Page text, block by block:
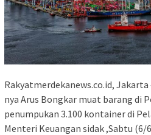
Rakyatmerdekanews.co.id,
nya Arus Bongkar muat barang di
penumpukan 3.100 kontainer di
Menteri Keuangan sidak ,Sabtu (6/